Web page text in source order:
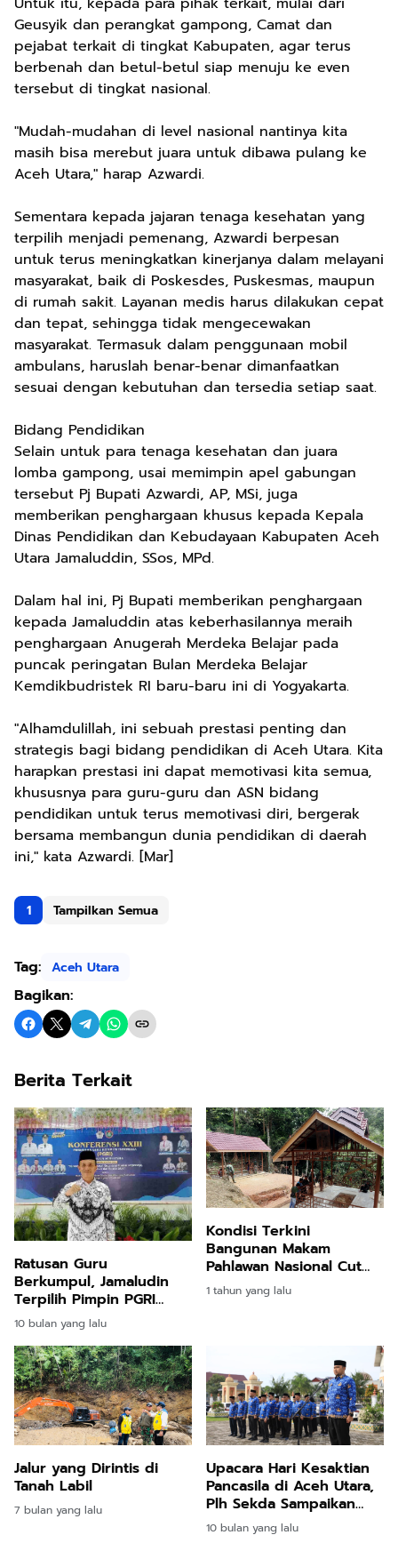
Geusyik dan perangkat gampong, Camat dan
pejabat terkait di tingkat Kabupaten, agar terus
berbenah dan betul-betul siap menuju ke even
tersebut di tingkat nasional.
"Mudah-mudahan di level nasional nantinya kita
masih bisa merebut juara untuk dibawa pulang ke
Aceh Utara," harap Azwardi.
Sementara kepada jajaran tenaga kesehatan yang
terpilih menjadi pemenang, Azwardi berpesan
untuk terus meningkatkan kinerjanya dalam melayani
masyarakat, baik di Poskesdes, Puskesmas, maupun
di rumah sakit. Layanan medis harus dilakukan cepat
dan tepat, sehingga tidak mengecewakan
masyarakat. Termasuk dalam penggunaan mobil
ambulans, haruslah benar-benar dimanfaatkan
sesuai dengan kebutuhan dan tersedia setiap saat.
Bidang Pendidikan
Selain untuk para tenaga kesehatan dan juara
lomba gampong, usai memimpin apel gabungan
tersebut Pj Bupati Azwardi, AP, MSi, juga
memberikan penghargaan khusus kepada Kepala
Dinas Pendidikan dan Kebudayaan Kabupaten Aceh
Utara Jamaluddin, SSos, MPd.
Dalam hal ini, Pj Bupati memberikan penghargaan
kepada Jamaluddin atas keberhasilannya meraih
penghargaan Anugerah Merdeka Belajar pada
puncak peringatan Bulan Merdeka Belajar
Kemdikbudristek RI baru-baru ini di Yogyakarta.
"Alhamdulillah, ini sebuah prestasi penting dan
strategis bagi bidang pendidikan di Aceh Utara. Kita
harapkan prestasi ini dapat memotivasi kita semua,
khususnya para guru-guru dan ASN bidang
pendidikan untuk terus memotivasi diri, bergerak
bersama membangun dunia pendidikan di daerah
ini," kata Azwardi. [Mar]
1 Tampilkan Semua
Tag: Aceh Utara
Bagikan:
Berita Terkait
Ratusan Guru
Berkumpul, Jamaludin
Terpilih Pimpin PGRI
Aceh Utara
10 bulan yang lalu
Kondisi Terkini
Bangunan Makam
Pahlawan Nasional Cut
Meutia 2025
1 tahun yang lalu
Jalur yang Dirintis di
Tanah Labil
7 bulan yang lalu
Upacara Hari Kesaktian
Pancasila di Aceh Utara,
Plh Sekda Sampaikan
Pesan Menyentuh
10 bulan yang lalu